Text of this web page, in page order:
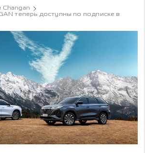
Changan
теперь доступны по подписке в